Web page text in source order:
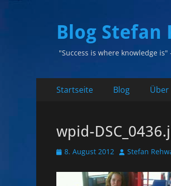
Blog Stefan
"Success is where knowledge is"
Primäres
Inhalt
Startseite Blog Über
wpid-
Veröffentlicht
8. August 2012 AutorStefan